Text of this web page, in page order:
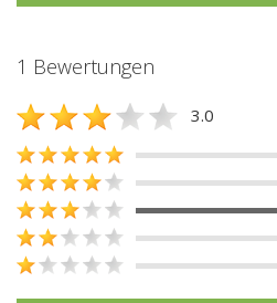
1 Bewertungen
3.0